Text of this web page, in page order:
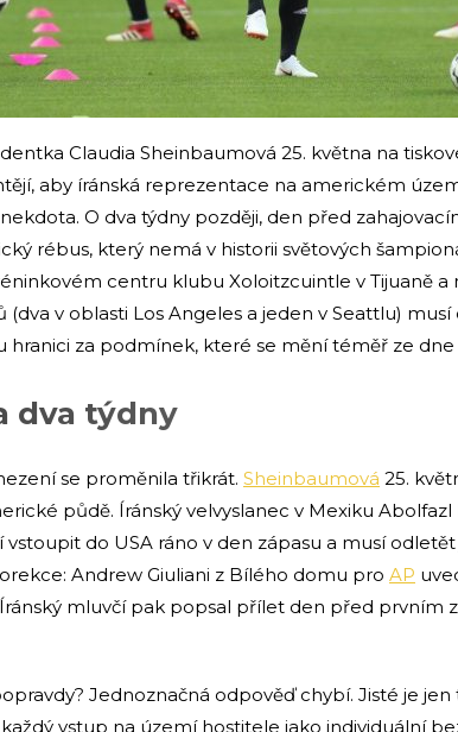
Claudia Sheinbaumová 25. května na
aby íránská reprezentace na americkém
O dva týdny později, den před
rébus, který nemá v historii světových
centru klubu Xoloitzcuintle v Tijuaně a
(dva v oblasti Los Angeles a jeden v Seattlu)
hranici za podmínek, které se mění téměř ze dne
dva týdny
se proměnila třikrát. Sheinbaumová 25.
půdě. Íránský velvyslanec v Mexiku Abolfazl
vstoupit do USA ráno v den zápasu a musí
Andrew Giuliani z Bílého domu pro AP
mluvčí pak popsal přílet den před prvním
Jednoznačná odpověď chybí. Jisté je jen
vstup na území hostitele jako individuální